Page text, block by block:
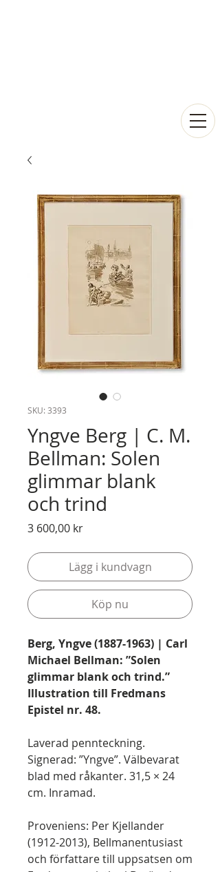
SKU: 3393
Yngve Berg | C. M.
Bellman: Solen
glimmar blank
och trind
3 600,00 krPris
Lägg i kundvagn
Köp nu
Berg, Yngve (1887-1963) | Carl
Michael Bellman: ”Solen
glimmar blank och trind.”
Illustration till Fredmans
Epistel nr. 48.
Laverad pennteckning.
Signerad: ”Yngve”. Välbevarat
blad med råkanter. 31,5 × 24
cm. Inramad.
Proveniens: Per Kjellander
(1912-2013), Bellmanentusiast
och författare till uppsatsen om